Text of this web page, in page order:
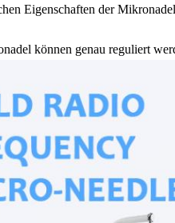
Eigenschaften der
können genau reguliert